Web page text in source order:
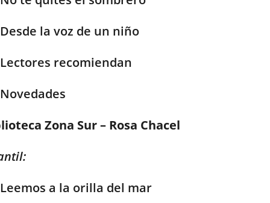
Desde la voz de un niño
Lectores recomiendan
Novedades
Zona Sur – Rosa Chacel
Leemos a la orilla del mar